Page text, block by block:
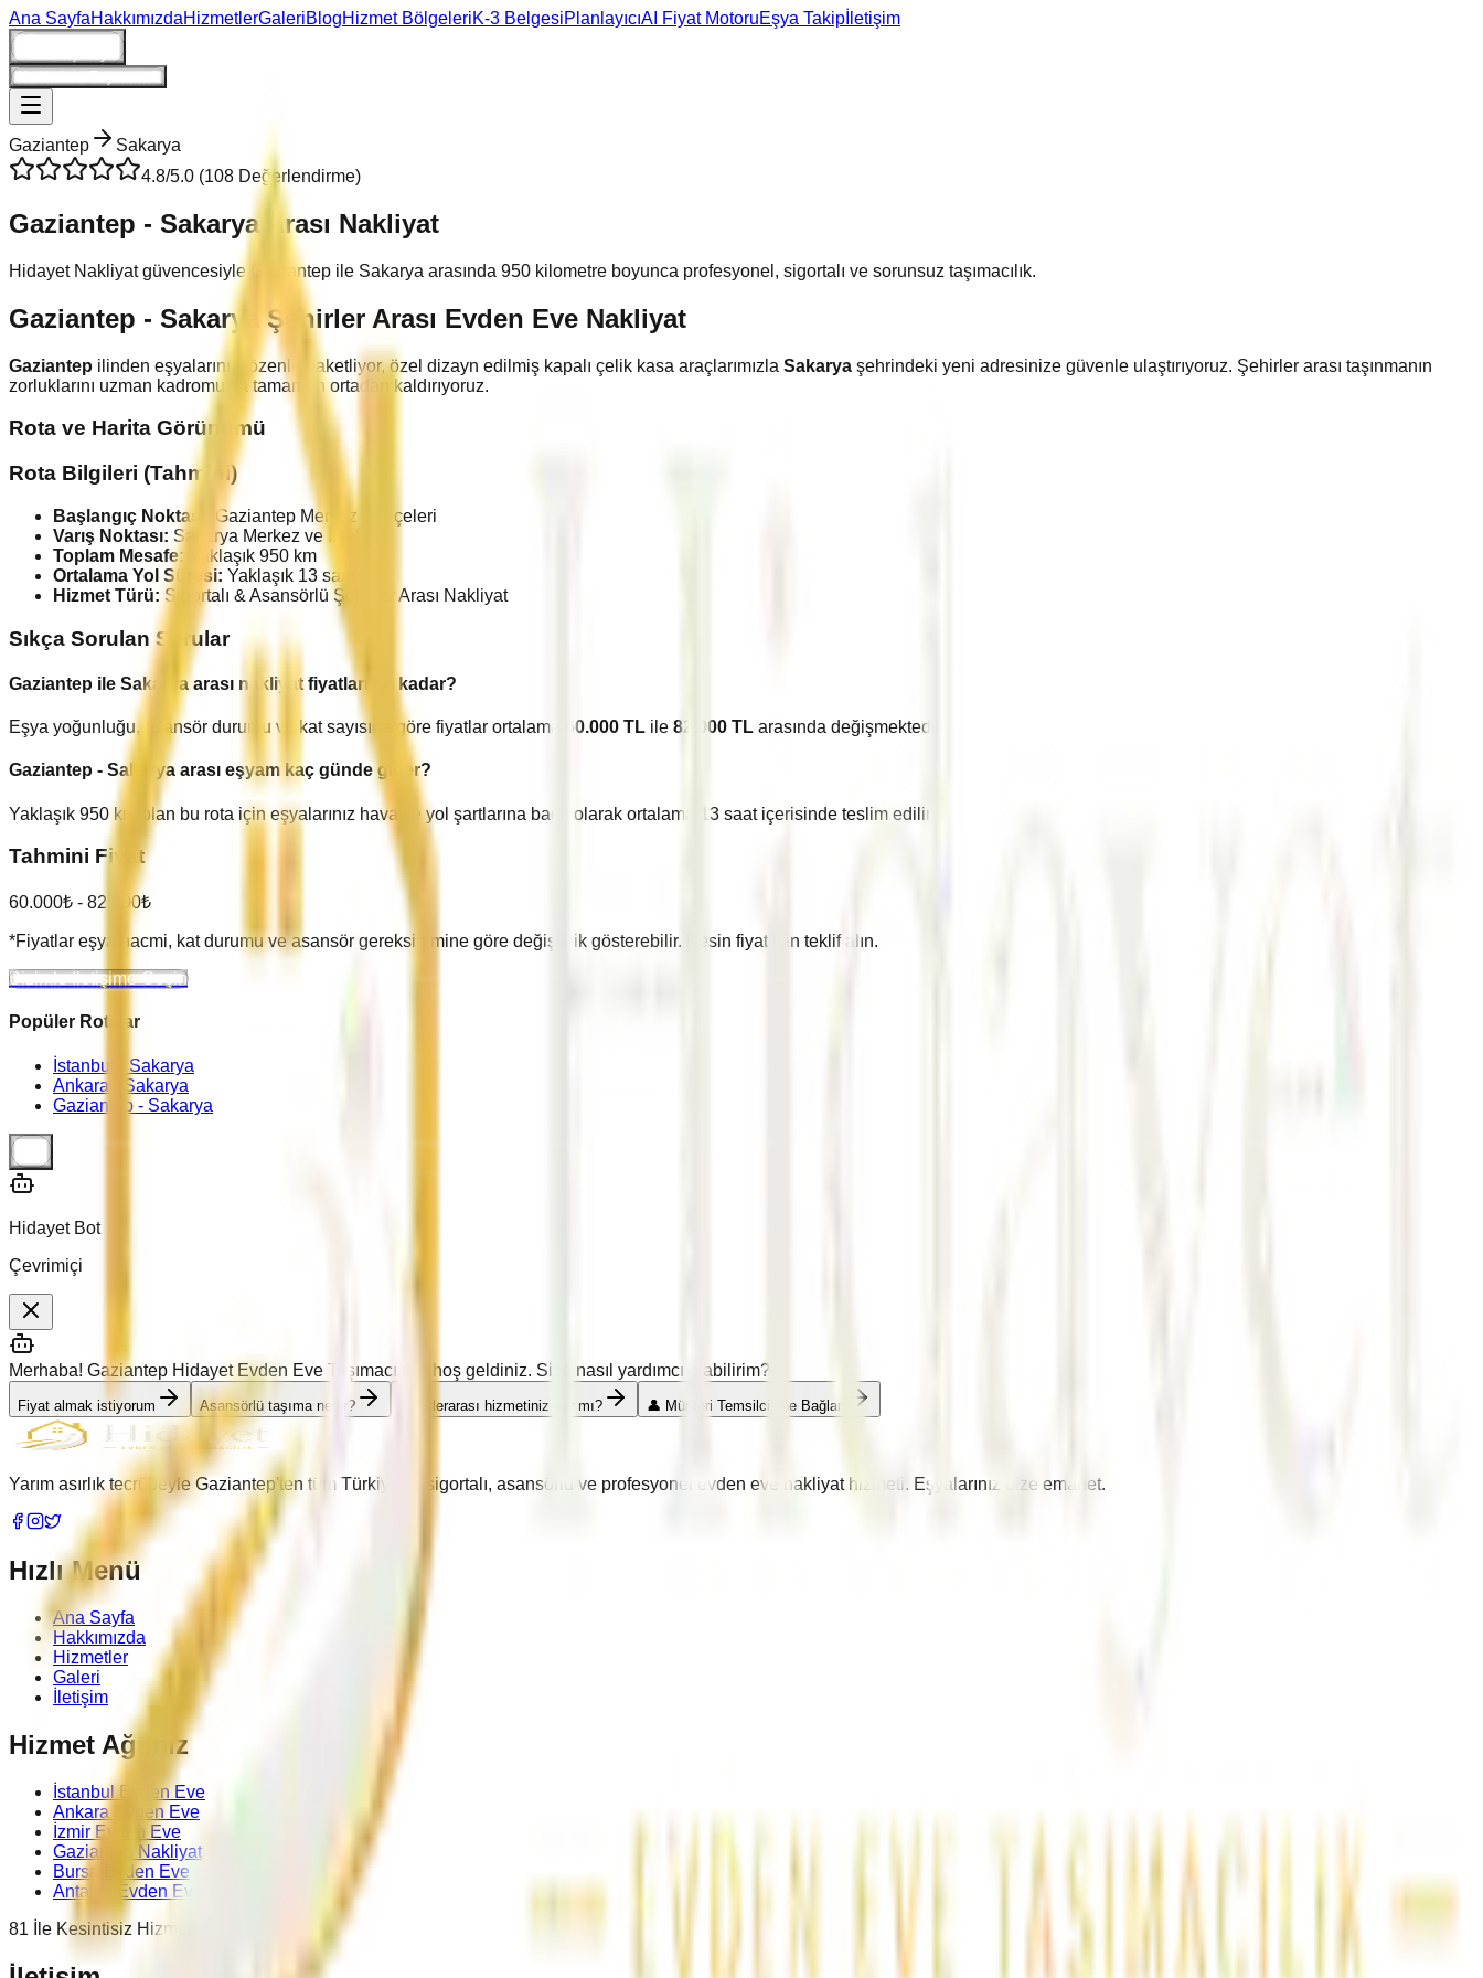
Ana SayfaHakkımızdaHizmetlerGaleriBlogHizmet BölgeleriK-3 BelgesiPlanlayıcıAI Fiyat MotoruEşya Takip İletişim
Gaziantep
Sakarya
4.8/5.0 (108 Değerlendirme)
Gaziantep - Sakarya Arası Nakliyat
Hidayet Nakliyat güvencesiyle Gaziantep ile Sakarya arasında 950 kilometre boyunca profesyonel, sigortalı ve sorunsuz taşımacılık.
Gaziantep - Sakarya Şehirler Arası Evden Eve Nakliyat
Gaziantep ilinden eşyalarınızı özenle paketliyor, özel dizayn edilmiş kapalı çelik kasa araçlarımızla Sakarya şehrindeki yeni adresinize güvenle ulaştırıyoruz. Şehirler arası taşınmanın
zorluklarını uzman kadromuzla tamamen ortadan kaldırıyoruz.
Rota ve Harita Görünümü
Rota Bilgileri (Tahmini)
Başlangıç Noktası: Gaziantep Merkez ve İlçeleri
Varış Noktası: Sakarya Merkez ve İlçeleri
Toplam Mesafe: Yaklaşık 950 km
Ortalama Yol Süresi: Yaklaşık 13 saat
Hizmet Türü: Sigortalı & Asansörlü Şehirler Arası Nakliyat
Sıkça Sorulan Sorular
Gaziantep ile Sakaryaarası nakliyat fiyatları ne kadar?
Eşya yoğunluğu, asansör durumu ve kat sayısına göre fiyatlar ortalama 60.000 TL ile 82.000 TL arasında değişmektedir.
Gaziantep - Sakarya arası eşyam kaç günde gider?
Yaklaşık 950km olan bu rota için eşyalarınız hava ve yol şartlarına bağlı olarak ortalama 13 saat içerisinde teslim edilir.
Tahmini Fiyat
60.000₺ - 82.000₺
*Fiyatlar eşya hacmi, kat durumu ve asansör gereksinimine göre değişiklik gösterebilir. Kesin fiyat için teklif alın.
Bizimle İletişime Geçin
Popüler Rotalar
İstanbul - Sakarya
Ankara -
Sakarya
Gaziantep - Sakarya
Hidayet Bot
Çevrimiçi
Merhaba! Gaziantep Hidayet Evden Eve Taşımacılık'a hoş geldiniz. Size nasıl yardımcı olabilirim?
Fiyat almak istiyorum Asansörlü taşıma nedir? Şehirlerarası hizmetiniz var mı? 👤 Müşteri Temsilcisine Bağlan
Yarım asırlık tecrübeyle Gaziantep'ten tüm Türkiye'ye sigortalı, asansörlü ve profesyonel evden eve nakliyat hizmeti. Eşyalarınız bize emanet.
Hızlı Menü
Ana Sayfa
Hakkımızda
Hizmetler
Galeri
İletişim
Hizmet Ağımız
İstanbul Evden Eve
Ankara Evden Eve
İzmir Evden Eve
Gaziantep Nakliyat
Bursa Evden Eve
Antalya Evden Eve
81 İle Kesintisiz Hizmet